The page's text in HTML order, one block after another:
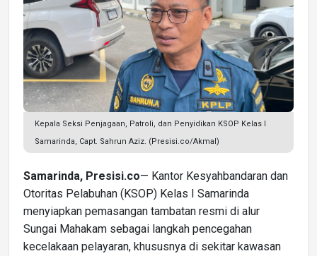
Kepala Seksi Penjagaan, Patroli, dan Penyidikan KSOP Kelas I
Samarinda, Capt. Sahrun Aziz. (Presisi.co/Akmal)
Samarinda, Presisi.co— Kantor Kesyahbandaran dan
Otoritas Pelabuhan (KSOP) Kelas I Samarinda
menyiapkan pemasangan tambatan resmi di alur
Sungai Mahakam sebagai langkah pencegahan
kecelakaan pelayaran, khususnya di sekitar kawasan